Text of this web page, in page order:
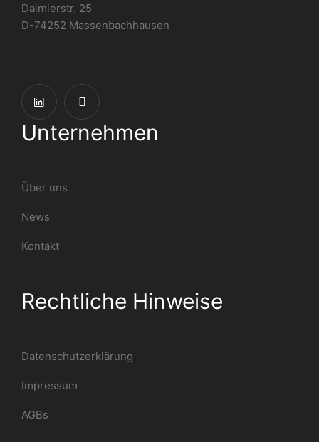
Daimlerstr. 25
D-74252 Massenbachhausen
Unternehmen
Über uns
News
Kontakt
Rechtliche Hinweise
Datenschutzerklärung
Impressum
AGBs